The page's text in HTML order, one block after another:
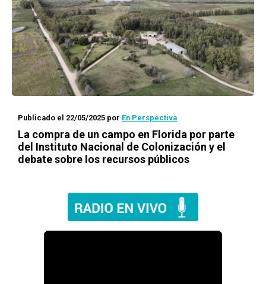
Publicado el 22/05/2025 por En Perspectiva
La compra de un campo en Florida por parte
del Instituto Nacional de Colonización y el
debate sobre los recursos públicos